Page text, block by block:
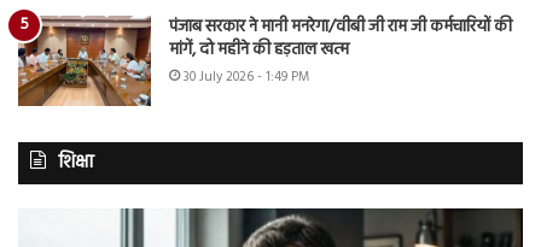
पंजाब सरकार ने मानी मनरेगा/वीबी जी राम जी कर्मचारियों की
मांगें, दो महीने की हड़ताल खत्म
30 July 2026 - 1:49 PM
शिक्षा